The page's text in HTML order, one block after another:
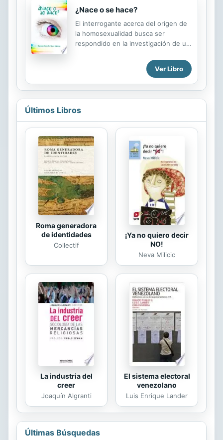
conduce por caminos para descubrir
medios de gran valor.
¿Nace o se hace?
El interrogante acerca del origen de
la homosexualidad busca ser
respondido en la investigación de un
una decepción amorosa al encontrar
a su novia con su amiga, indaga a
siete homosexuales hombres y
mujeres sobre su experiencia,
estas personas como: el rechazo
familiar, la lucha por defender sus
derechos patrimoniales, el ser
víctimas de delincuentes, la
ignorancia religiosa que lleva a la
práctica de un exorcismo, el abuso
sexual y la plenitud del amor de
pareja. La trama se desarrolla en
medio de la tensión que...
Ver Libro
Últimos Libros
Roma generadora
de identidades
Collectif
¡Ya no quiero decir
NO!
Neva Milicic
La industria del
creer
Joaquín Algranti
El sistema electoral
venezolano
Luis Enrique Lander
Últimas Búsquedas